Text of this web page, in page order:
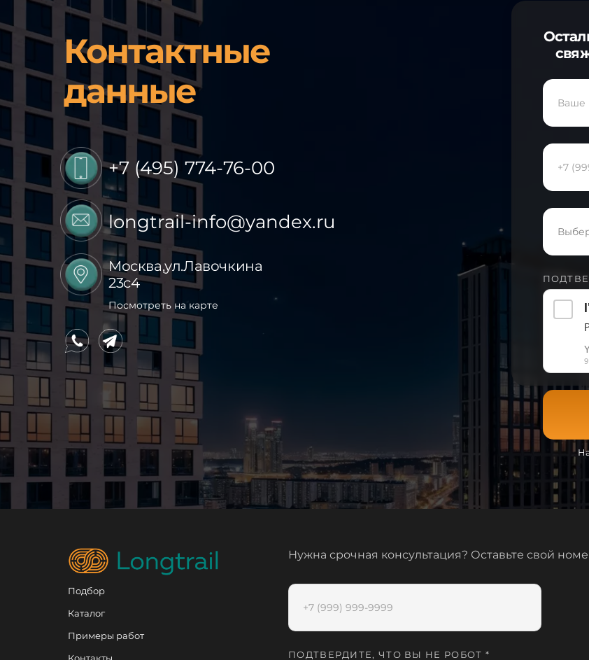
Москва,ул.Лавочкина
23с4
Контактные
данные
Посмотреть на карте
+7 (495) 774-76-00
longtrail-info@yandex.ru
Подбор
Каталог
Примеры работ
Нужна срочная консультация? Оставьте свой
ПОДТВЕРДИТЕ, ЧТО ВЫ НЕ РОБОТ *